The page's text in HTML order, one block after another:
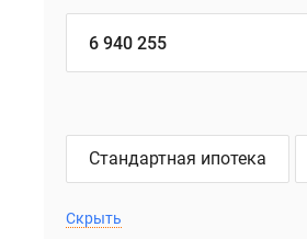
Стандартная ипотека
Скрыть